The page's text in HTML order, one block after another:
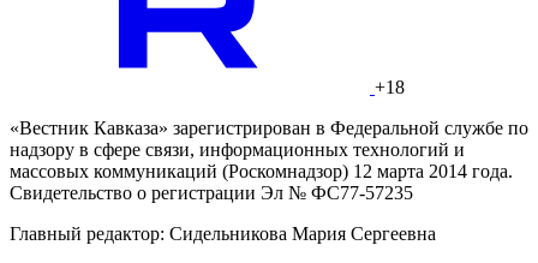
+18
«Вестник Кавказа» зарегистрирован в Федеральной службе по
надзору в сфере связи, информационных технологий и
массовых коммуникаций (Роскомнадзор) 12 марта 2014 года.
Свидетельство о регистрации Эл № ФС77-57235
Главный редактор: Сидельникова Мария Сергеевна